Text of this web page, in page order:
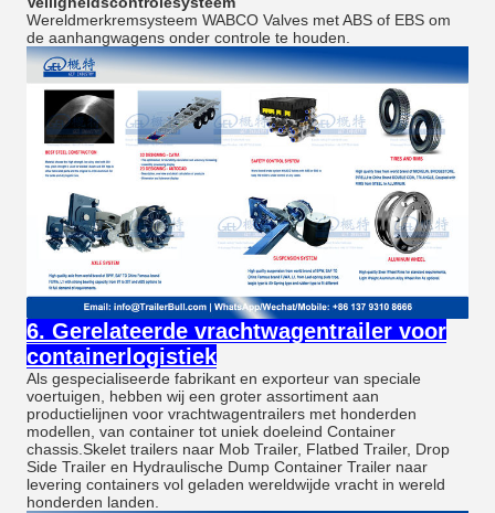
Wereldmerkremsysteem WABCO Valves met ABS of EBS om
de aanhangwagens onder controle te houden.
6. Gerelateerde vrachtwagentrailer voor
containerlogistiek
Als gespecialiseerde fabrikant en exporteur van speciale
voertuigen, hebben wij een groter assortiment aan
productielijnen voor vrachtwagentrailers met honderden
modellen, van container tot uniek doeleind Container
chassis.Skelet trailers naar Mob Trailer, Flatbed Trailer, Drop
Side Trailer en Hydraulische Dump Container Trailer naar
levering containers vol geladen wereldwijde vracht in wereld
honderden landen.